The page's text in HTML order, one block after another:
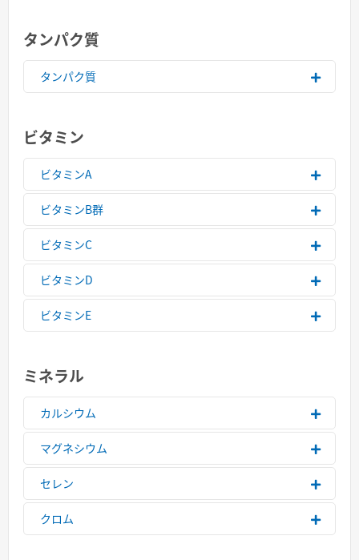
タンパク質
タンパク質
ビタミン
ビタミンA
ビタミンB群
ビタミンC
ビタミンD
ビタミンE
ミネラル
カルシウム
マグネシウム
セレン
クロム